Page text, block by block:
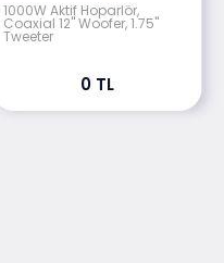
1000W Aktif Hoparlör,
Coaxial 12" Woofer, 1.75"
Tweeter
0 TL